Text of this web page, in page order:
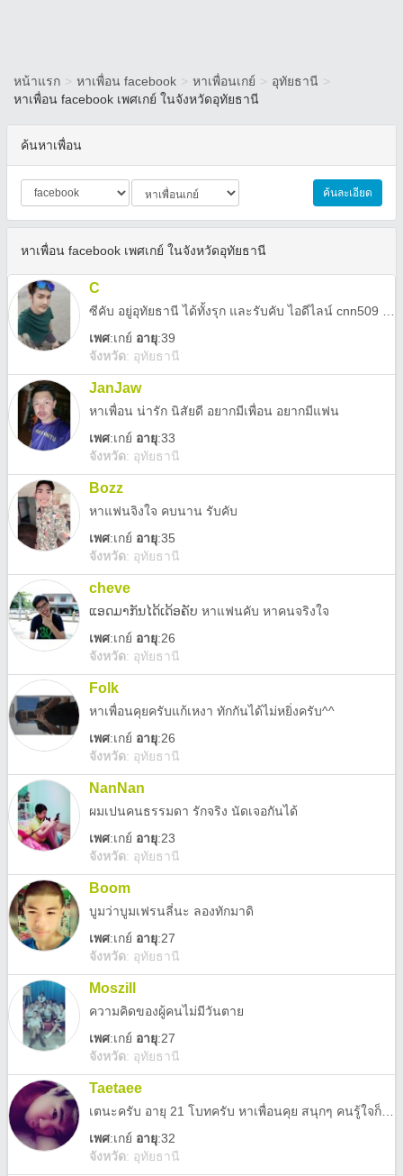
หน้าแรก > หาเพื่อน facebook > หาเพื่อนเกย์ > อุทัยธานี >
หาเพื่อน facebook เพศเกย์ ในจังหวัดอุทัยธานี
ค้นหาเพื่อน
ค้นละเอียด
หาเพื่อน facebook เพศเกย์ ในจังหวัดอุทัยธานี
C
เพศ:เกย์ อายุ:39
จังหวัด: อุทัยธานี
JanJaw
หาเพื่อน น่ารัก นิสัยดี อยากมีเพื่อน อยากมีแฟน
เพศ:เกย์ อายุ:33
จังหวัด: อุทัยธานี
Bozz
หาแฟนจิงใจ คบนาน รับคับ
เพศ:เกย์ อายุ:35
จังหวัด: อุทัยธานี
cheve
ແອດມາກັນໄດ້ເດ້ອຄັບ หาแฟนคับ หาคนจริงใจ
เพศ:เกย์ อายุ:26
จังหวัด: อุทัยธานี
Folk
หาเพื่อนคุยครับแก้เหงา ทักกันได้ไม่หยิ่งครับ^^
เพศ:เกย์ อายุ:26
จังหวัด: อุทัยธานี
NanNan
ผมเปนคนธรรมดา รักจริง นัดเจอกันได้
เพศ:เกย์ อายุ:23
จังหวัด: อุทัยธานี
Boom
บูมว่าบูมเฟรนลี่นะ ลองทักมาดิ
เพศ:เกย์ อายุ:27
จังหวัด: อุทัยธานี
Moszill
ความคิดของผู้คนไม่มีวันตาย
เพศ:เกย์ อายุ:27
จังหวัด: อุทัยธานี
Taetaee
เพศ:เกย์ อายุ:32
จังหวัด: อุทัยธานี